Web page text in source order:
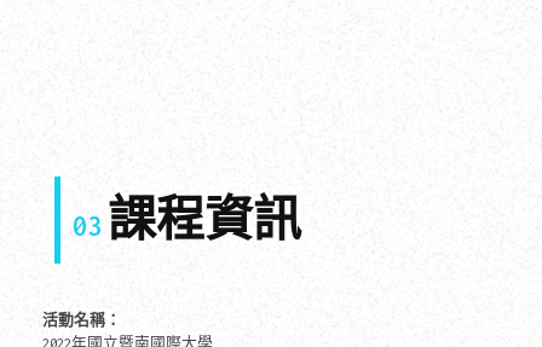
03 課程資訊
活動名稱：
2022年國立暨南國際大學